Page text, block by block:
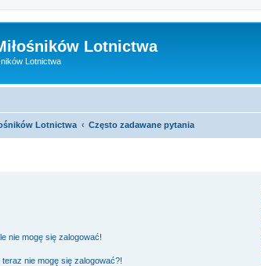
Lotnictwa
Lotnictwa
Lotnictwa Często zadawane pytania
nie mogę się zalogować!
nie mogę się zalogować?!